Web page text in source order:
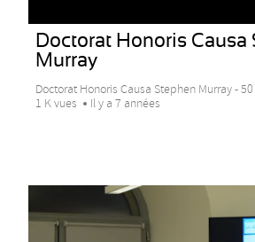
Doctorat Honoris Causa
Murray
Doctorat Honoris Causa Stephen Murray - 50
1 K vues
Il y a 7 années